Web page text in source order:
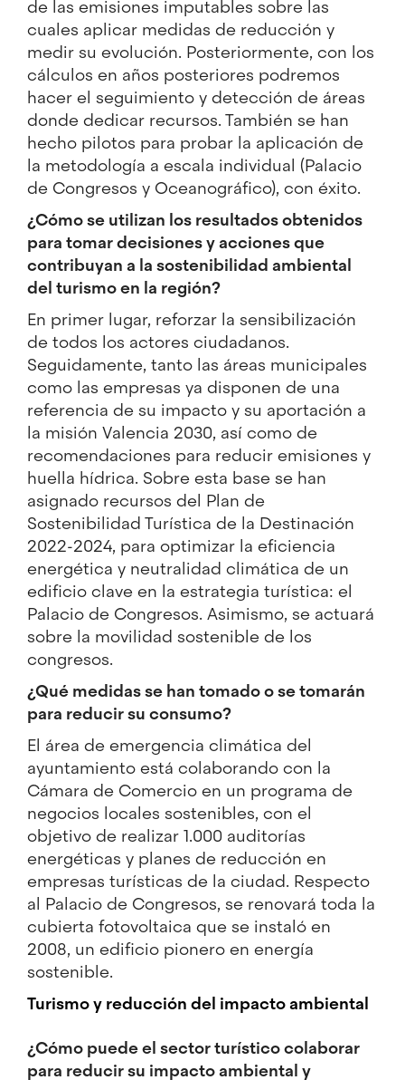
de las emisiones imputables sobre las
cuales aplicar medidas de reducción y
medir su evolución. Posteriormente, con los
cálculos en años posteriores podremos
hacer el seguimiento y detección de áreas
donde dedicar recursos. También se han
hecho pilotos para probar la aplicación de
la metodología a escala individual (Palacio
de Congresos y Oceanográfico), con éxito.
¿Cómo se utilizan los resultados obtenidos
para tomar decisiones y acciones que
contribuyan a la sostenibilidad ambiental
del turismo en la región?
En primer lugar, reforzar la sensibilización
de todos los actores ciudadanos.
Seguidamente, tanto las áreas municipales
como las empresas ya disponen de una
referencia de su impacto y su aportación a
la misión Valencia 2030, así como de
recomendaciones para reducir emisiones y
huella hídrica. Sobre esta base se han
asignado recursos del Plan de
Sostenibilidad Turística de la Destinación
2022-2024, para optimizar la eficiencia
energética y neutralidad climática de un
edificio clave en la estrategia turística: el
Palacio de Congresos. Asimismo, se actuará
sobre la movilidad sostenible de los
congresos.
¿Qué medidas se han tomado o se tomarán
para reducir su consumo?
El área de emergencia climática del
ayuntamiento está colaborando con la
Cámara de Comercio en un programa de
negocios locales sostenibles, con el
objetivo de realizar 1.000 auditorías
energéticas y planes de reducción en
empresas turísticas de la ciudad. Respecto
al Palacio de Congresos, se renovará toda la
cubierta fotovoltaica que se instaló en
2008, un edificio pionero en energía
sostenible.
Turismo y reducción del impacto ambiental
¿Cómo puede el sector turístico colaborar
para reducir su impacto ambiental y